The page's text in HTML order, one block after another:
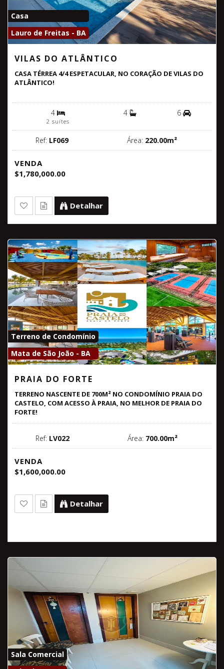
Casa
Lauro de Freitas - BA
VILAS DO ATLÂNTICO
CASA TÉRREA 4/4 ESPETACULAR, NO CORAÇÃO DE VILAS DO
ATLÂNTICO!
4
2 suítes
4 6
Ref: LF069 Área: 220.00m²
VENDA
$1,780,000.00
Detalhar
Terreno de Condomínio
Mata de São João - BA
PRAIA DO FORTE
TERRENO NASCENTE DE 700M² NO CONDOMÍNIO PRAIA DO
CASTELO, COM ACESSO À PRAIA, NO MELHOR DE PRAIA DO
FORTE!
Ref: LV022 Área: 700.00m²
VENDA
$1,600,000.00
Detalhar
Sala Comercial